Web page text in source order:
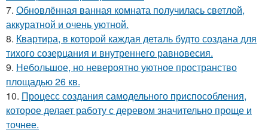
7. Обновлённая ванная комната получилась светлой,
аккуратной и очень уютной.
8. Квартира, в которой каждая деталь будто создана для
тихого созерцания и внутреннего равновесия.
9. Небольшое, но невероятно уютное пространство
площадью 26 кв.
10. Процесс создания самодельного приспособления,
которое делает работу с деревом значительно проще и
точнее.